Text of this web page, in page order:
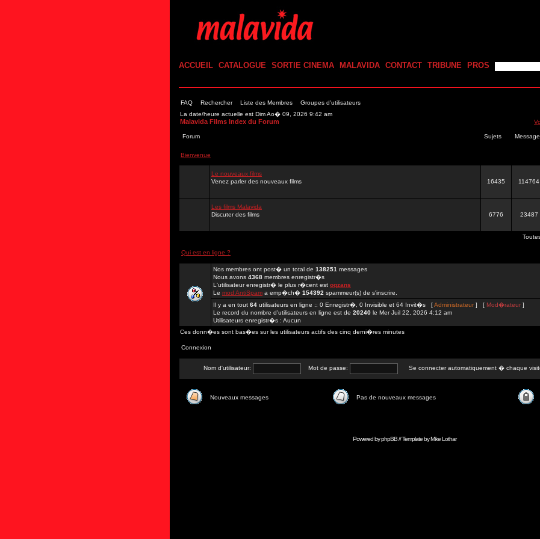
ACCUEIL CATALOGUE SORTIE CINEMA MALAVIDA CONTACT TRIBUNE PROS
FAQ Rechercher Liste des Membres Groupes d'utilisateurs
La date/heure actuelle est Dim Ao� 09, 2026 9:42 am
Malavida Films Index du Forum
Forum Sujets
Bienvenue
Le nouveaux films
Venez parler des nouveaux films
16435 114764
Les films Malavida
Discuter des films
6776 23487
Qui est en ligne ?
Nos membres ont post� un total de 138251 messages
Nous avons 4368 membres enregistr�s
L'utilisateur enregistr� le plus r�cent est oqzans
Le mod AntiSpam a emp�ch� 154392 spammeur(s) de s'inscrire.
Il y a en tout 64 utilisateurs en ligne :: 0 Enregistr�, 0 Invisible et 64 Invit�s [Administrateur] [ Mod�rateur ]
Le record du nombre d'utilisateurs en ligne est de 20240 le Mer Juil 22, 2026 4:12 am
Utilisateurs enregistr�s : Aucun
Ces donn�es sont bas�es sur les utilisateurs actifs des cinq derni�res minutes
Connexion
Nom d'utilisateur: Mot de passe: Se connecter automatiquement � chaque
Nouveaux messages Pas de nouveaux messages
Powered byphpBB// Template byMike Lothar